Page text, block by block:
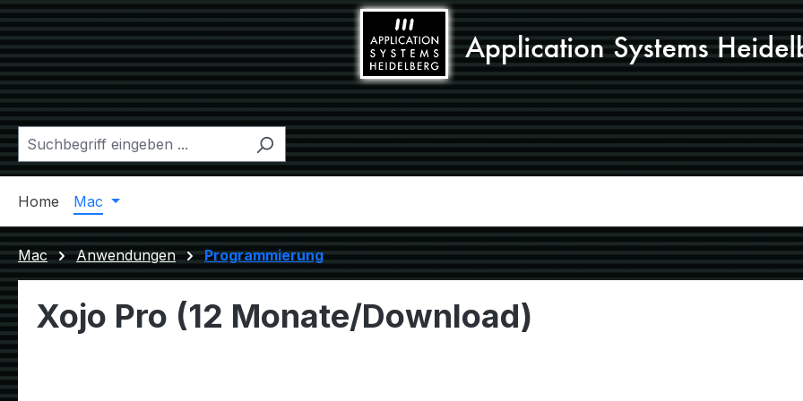
Hauptinhalt springen
Zur Suche springen
Zur Hauptnavigation springen
Home Mac
Mac Anwendungen Programmierung
Xojo Pro (12 Monate/Download)